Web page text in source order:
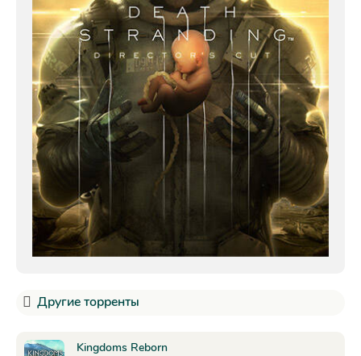
Другие торренты
Kingdoms Reborn